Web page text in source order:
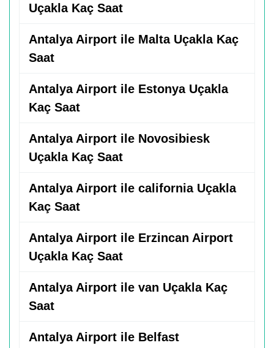
Uçakla Kaç Saat
Antalya Airport ile Malta Uçakla Kaç
Saat
Antalya Airport ile Estonya Uçakla
Kaç Saat
Antalya Airport ile Novosibiesk
Uçakla Kaç Saat
Antalya Airport ile california Uçakla
Kaç Saat
Antalya Airport ile Erzincan Airport
Uçakla Kaç Saat
Antalya Airport ile van Uçakla Kaç
Saat
Antalya Airport ile Belfast